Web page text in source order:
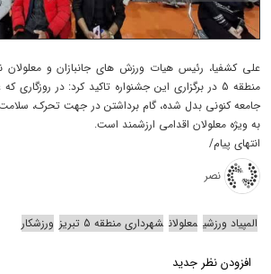
علی کشفیا، رئیس هیات ورزش های جانبازان و معلولان
منطقه 5 در برگزاری این جشنواره تاکید کرد: در
جامعه کنونی بدل شده، گام برداشتن در جهت تحرک،
به ویژه معلولان اقدامی ارزشمند است.
انتهای پیام/
نصر
المپیاد ورزشی معلولان شهرداری منطقه 5 تبریز ورزشکار
افزودن نظر جدید